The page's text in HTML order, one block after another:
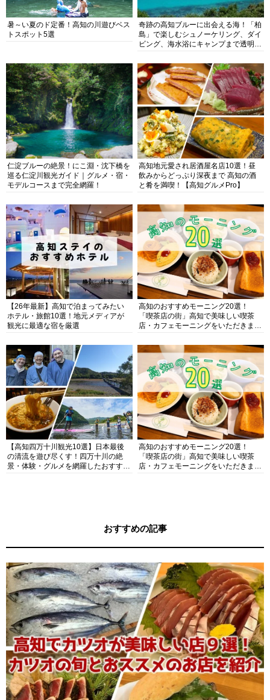
暑～い夏のド定番！高知の川遊びベス
トスポット5選
奇跡の高知ブルーに出会える海！「柏
島」で楽しむシュノーケリング、ダイ
ビング、海水浴にキャンプまで透明度
仁淀ブルーの絶景！にこ淵・沈下橋を
巡る仁淀川観光ガイド｜グルメ・宿・
モデルコースまで完全網羅！
高知地元愛され居酒屋名店10選！昼
飲みからどっぷり深夜まで 高知の酒
と肴を満喫！【高知グルメPro】
【26年最新】高知で泊まってみたい
ホテル・旅館10選！地元メディアが
観光に最適な宿を厳選
高知のおすすめモーニング20選！
「喫茶店の街」高知で美味しい喫茶
店・カフェモーニングをいただきま
【高知四万十川観光10選】日本最後
の清流を遊び尽くす！四万十川の絶
景・体験・グルメを網羅したおすすめ
高知のおすすめモーニング20選！
「喫茶店の街」高知で美味しい喫茶
店・カフェモーニングをいただきま
おすすめの記事